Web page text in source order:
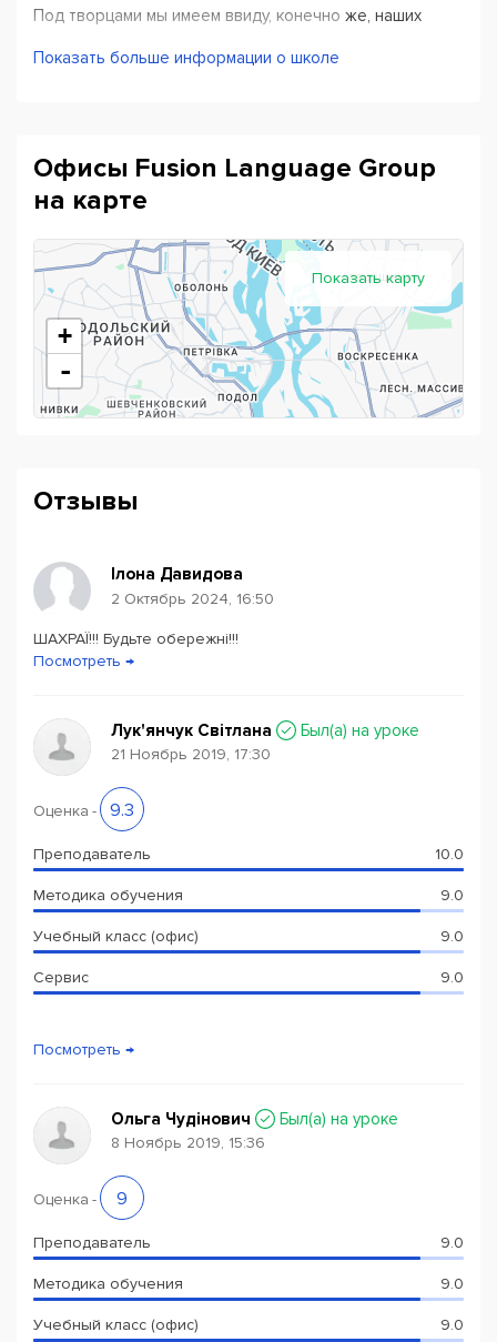
Под творцами мы имеем ввиду, конечно же, наших
только набором канцелярии и мебели. Каждый
Нашим студентам нравится не только язык, который
они изучают, но и методы преподавания. Лучшим
продолжают обучаться во Fusion после сдачи
экзаменов, так как мы не только преподаем, мы –
вдохновляем, заботимся и мотивируем.
Indeed Fusion is the school where teaching is an ART
Показать больше информации о школе
Офисы Fusion Language Group
на карте
Показать карту
+
-
Отзывы
Ілона Давидова
2 Октябрь 2024, 16:50
ШАХРАЇ!!! Будьте обережні!!!
Посмотреть →
Лук'янчук Світлана Был(a) на уроке
21 Ноябрь 2019, 17:30
Оценка - 9.3
Преподаватель 10.0
Методика обучения 9.0
Учебный класс (офис) 9.0
Сервис 9.0
Посмотреть →
Ольга Чудінович Был(a) на уроке
8 Ноябрь 2019, 15:36
Оценка - 9
Преподаватель 9.0
Методика обучения 9.0
Учебный класс (офис) 9.0